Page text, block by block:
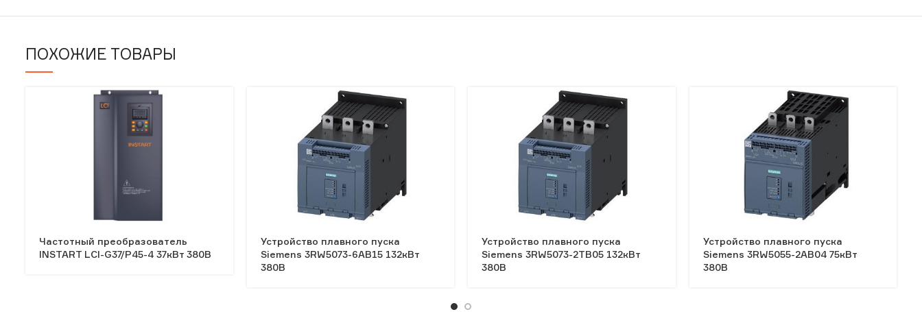
ПОХОЖИЕ ТОВАРЫ
Частотный преобразователь
INSTART LCI-G37/P45-4 37кВт 380В
Устройство плавного пуска
Siemens 3RW5073-6AB15 132кВт
380В
Устройство плавного пуска
Siemens 3RW5073-2TB05 132кВт
380В
Устройство плавного пуска
Siemens 3RW5055-2AB04 75кВт
380В